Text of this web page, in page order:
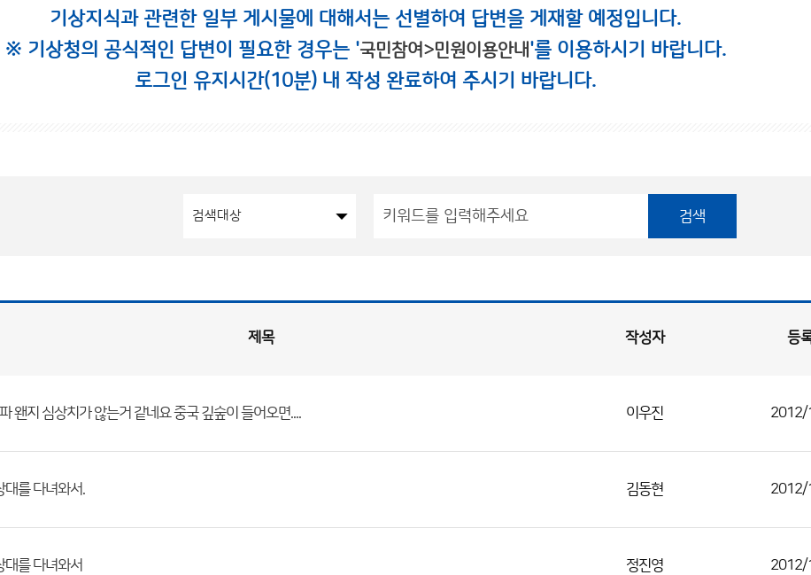
기상지식과 관련한 일부 게시물에 대해서는 선별하여 답변을 게재할 예정입니다.
※ 기상청의 공식적인 답변이 필요한 경우는 '국민참여>민원이용안내'를 이용하시기 바랍니다.
로그인 유지시간(10분) 내 작성 완료하여 주시기 바랍니다.
검색
제목 작성자 등
왠지 심상치가 않는거 같네요 중국 깊숲이 들어오면.... 이우진 2012/
대를 다녀와서. 김동현 2012/
대를 다녀와서 정진영 2012/